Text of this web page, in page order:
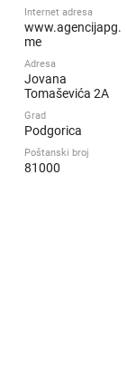
Internet adresa
www.agencijapg.
me
Adresa
Jovana
Tomaševića 2A
Grad
Podgorica
Poštanski broj
81000